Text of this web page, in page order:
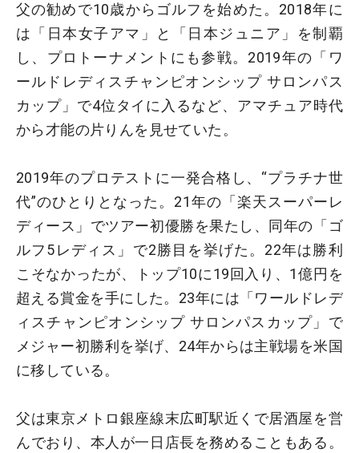
父の勧めで10歳からゴルフを始めた。2018年に
は「日本女子アマ」と「日本ジュニア」を制覇
し、プロトーナメントにも参戦。2019年の「ワ
ールドレディスチャンピオンシップ サロンパス
カップ」で4位タイに入るなど、アマチュア時代
から才能の片りんを見せていた。
2019年のプロテストに一発合格し、“プラチナ世
代”のひとりとなった。21年の「楽天スーパーレ
ディース」でツアー初優勝を果たし、同年の「ゴ
ルフ5レディス」で2勝目を挙げた。22年は勝利
こそなかったが、トップ10に19回入り、1億円を
超える賞金を手にした。23年には「ワールドレデ
ィスチャンピオンシップ サロンパスカップ」で
メジャー初勝利を挙げ、24年からは主戦場を米国
に移している。
父は東京メトロ銀座線末広町駅近くで居酒屋を営
んでおり、本人が一日店長を務めることもある。